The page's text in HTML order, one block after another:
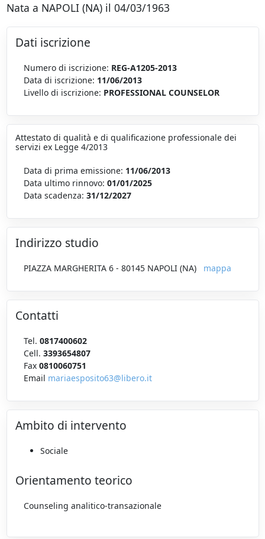
Nata a NAPOLI (NA) il 04/03/1963
Dati iscrizione
Numero di iscrizione: REG-A1205-2013
Data di iscrizione: 11/06/2013
Livello di iscrizione: PROFESSIONAL COUNSELOR
Attestato di qualità e di qualificazione professionale dei
servizi ex Legge 4/2013
Data di prima emissione: 11/06/2013
Data ultimo rinnovo: 01/01/2025
Data scadenza: 31/12/2027
Indirizzo studio
PIAZZA MARGHERITA 6 - 80145 NAPOLI (NA) mappa
Contatti
Tel. 0817400602
Cell. 3393654807
Fax 0810060751
Email mariaesposito63@libero.it
Ambito di intervento
Sociale
Orientamento teorico
Counseling analitico-transazionale